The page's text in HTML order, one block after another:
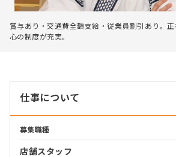
賞与あり・交通費全額支給・従業員割引あり。
心の制度が充実。
仕事について
募集職種
店舗スタッフ